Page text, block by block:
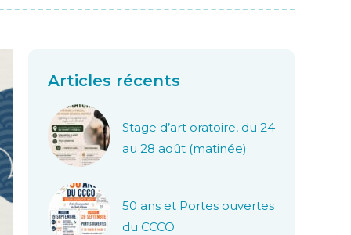
Articles récents
Stage d’art oratoire, du 24
au 28 août (matinée)
50 ans et Portes ouvertes
du CCCO